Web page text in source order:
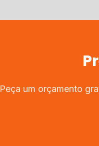
Peça um orçamento